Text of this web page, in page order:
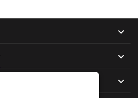


